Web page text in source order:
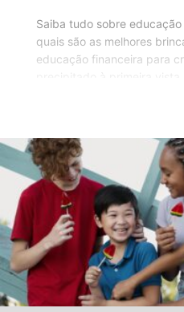
Saiba tudo sobre
quais são as melhores
educação financeira para
precipitado à primeira
uma boa qualidade de
Contudo, brincadeiras são
ensinar. Antes de trazer
finanças brincando,
crianças precisam